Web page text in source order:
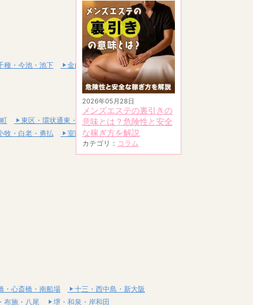
2026年05月28日
メンズエステの裏引きの
意味とは？危険性と安全
な稼ぎ方を解説
カテゴリ： コラム
種・今池・池下
金山・熱田
東区・環状通東・新道東
牧・白老・勇払 室蘭・登別・伊達
・心斎橋・南船場
十三・西中島・新大阪
布施・八尾 堺・和泉・岸和田